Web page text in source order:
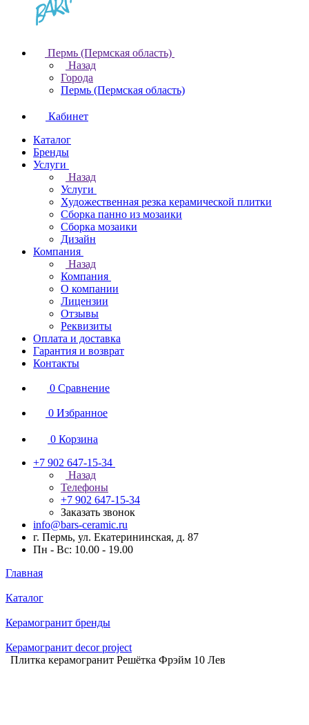
Пермь (Пермская область)
Назад
Города
Пермь (Пермская область)
Кабинет
Каталог
Бренды
Услуги
Назад
Услуги
Художественная резка керамической плитки
Сборка панно из мозаики
Сборка мозаики
Дизайн
Компания
Назад
Компания
О компании
Лицензии
Отзывы
Реквизиты
Оплата и доставка
Гарантия и возврат
Контакты
0 Сравнение
0 Избранное
0 Корзина
+7 902 647-15-34
Назад
Телефоны
+7 902 647-15-34
Заказать звонок
info@bars-ceramic.ru
г. Пермь, ул. Екатерининская, д. 87
Пн - Вс: 10.00 - 19.00
Главная
Каталог
Керамогранит бренды
Керамогранит decor project
Плитка керамогранит Решётка Фрэйм 10 Лев